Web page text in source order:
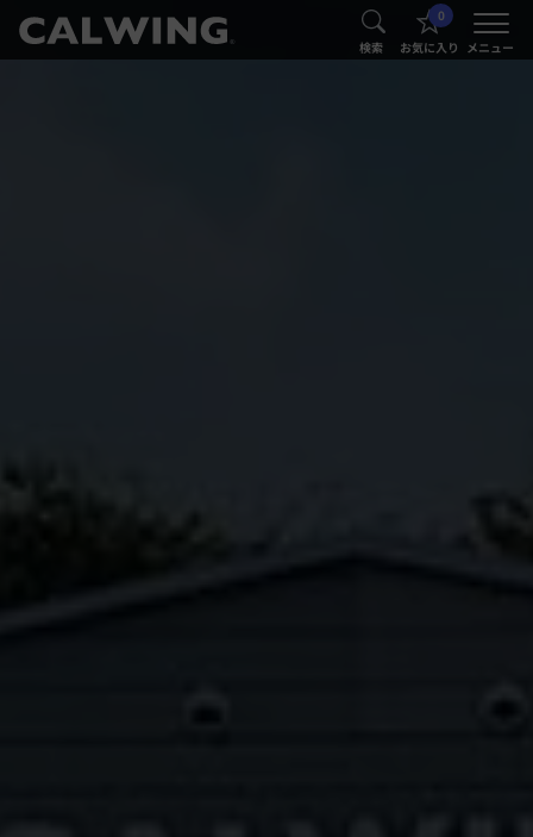
® 検索
0
お気に入り メニュー
®